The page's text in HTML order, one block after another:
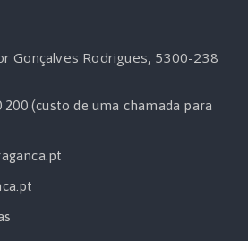
Gonçalves Rodrigues, 5300-238
200 (custo de uma chamada para